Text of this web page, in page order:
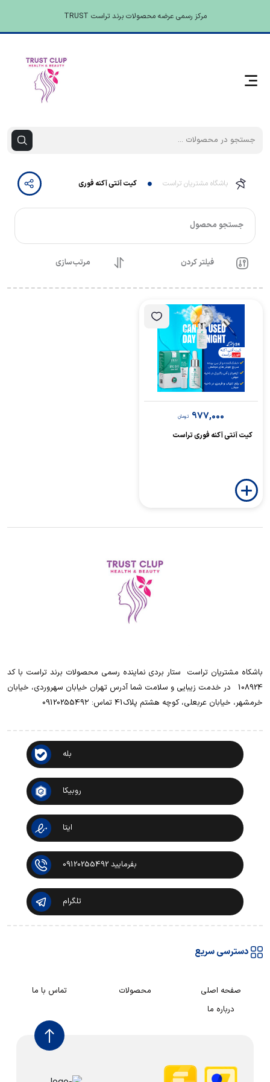
مرکز رسمی عرضه محصولات برند تراست TRUST
باشگاه مشتریان تراست کیت آنتی آکنه فوری
جستجو محصول
فیلتر کردن مرتب‌سازی
977,000 تومان
کیت آنتی آکنه فوری تراست
باشکاه مشتریان تراست ‌ ‌ستار بردی نماینده رسمی محصولات برند تراست با کد
108924 ‌ ‌ در خدمت زیبایی و سلامت شما آدرس تهران خیابان سهروردی، خیابان
خرمشهر، خیابان عربعلی، کوچه هشتم پلاک41 تماس: 0912025549۲
بله
روبیکا
ایتا
بفرمایید 09120255492
تلگرام
دسترسی سریع
صفحه اصلی محصولات
تماس با ما
درباره ما